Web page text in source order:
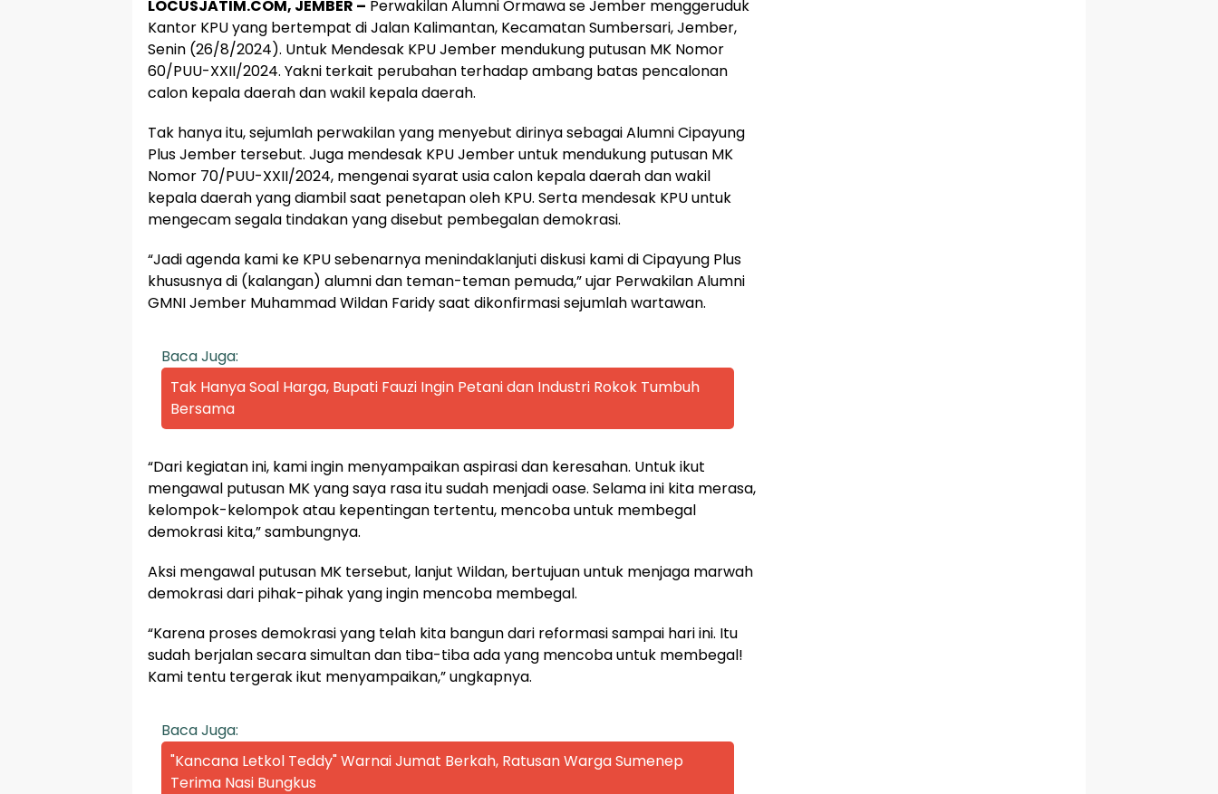
LOCUSJATIM.COM, JEMBER – Perwakilan Alumni Ormawa se Jember menggeruduk
Kantor KPU yang bertempat di Jalan Kalimantan, Kecamatan Sumbersari, Jember,
Senin (26/8/2024). Untuk Mendesak KPU Jember mendukung putusan MK Nomor
60/PUU-XXII/2024. Yakni terkait perubahan terhadap ambang batas pencalonan
calon kepala daerah dan wakil kepala daerah.
Tak hanya itu, sejumlah perwakilan yang menyebut dirinya sebagai Alumni Cipayung
Plus Jember tersebut. Juga mendesak KPU Jember untuk mendukung putusan MK
Nomor 70/PUU-XXII/2024, mengenai syarat usia calon kepala daerah dan wakil
kepala daerah yang diambil saat penetapan oleh KPU. Serta mendesak KPU untuk
mengecam segala tindakan yang disebut pembegalan demokrasi.
“Jadi agenda kami ke KPU sebenarnya menindaklanjuti diskusi kami di Cipayung Plus
khususnya di (kalangan) alumni dan teman-teman pemuda,” ujar Perwakilan Alumni
GMNI Jember Muhammad Wildan Faridy saat dikonfirmasi sejumlah wartawan.
Baca Juga:
Tak Hanya Soal Harga, Bupati Fauzi Ingin Petani dan Industri Rokok Tumbuh
Bersama
“Dari kegiatan ini, kami ingin menyampaikan aspirasi dan keresahan. Untuk ikut
mengawal putusan MK yang saya rasa itu sudah menjadi oase. Selama ini kita merasa,
kelompok-kelompok atau kepentingan tertentu, mencoba untuk membegal
demokrasi kita,” sambungnya.
Aksi mengawal putusan MK tersebut, lanjut Wildan, bertujuan untuk menjaga marwah
demokrasi dari pihak-pihak yang ingin mencoba membegal.
“Karena proses demokrasi yang telah kita bangun dari reformasi sampai hari ini. Itu
sudah berjalan secara simultan dan tiba-tiba ada yang mencoba untuk membegal!
Kami tentu tergerak ikut menyampaikan,” ungkapnya.
Baca Juga:
"Kancana Letkol Teddy" Warnai Jumat Berkah, Ratusan Warga Sumenep
Terima Nasi Bungkus